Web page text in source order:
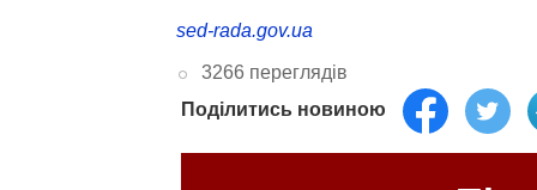
sed-rada.gov.ua
3266 переглядів
Поділитись новиною